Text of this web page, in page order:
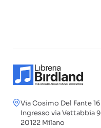
Via Cosimo Del Fante 16
Ingresso via Vettabbia 9
20122 Milano